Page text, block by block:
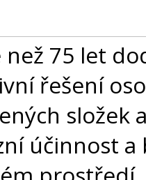
než 75 let
řešení
složek
účinnost a